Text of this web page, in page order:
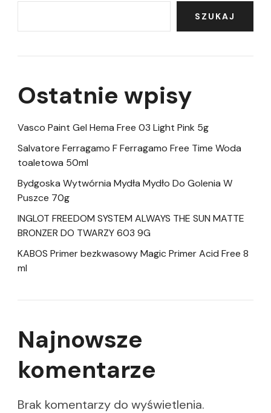
SZUKAJ
Ostatnie wpisy
Vasco Paint Gel Hema Free 03 Light Pink 5g
Salvatore Ferragamo F Ferragamo Free Time Woda
toaletowa 50ml
Bydgoska Wytwórnia Mydła Mydło Do Golenia W
Puszce 70g
INGLOT FREEDOM SYSTEM ALWAYS THE SUN MATTE
BRONZER DO TWARZY 603 9G
KABOS Primer bezkwasowy Magic Primer Acid Free 8
ml
Najnowsze
komentarze
Brak komentarzy do wyświetlenia.